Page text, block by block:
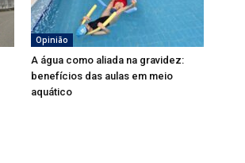
Opinião
A água como aliada na gravidez:
benefícios das aulas em meio
aquático